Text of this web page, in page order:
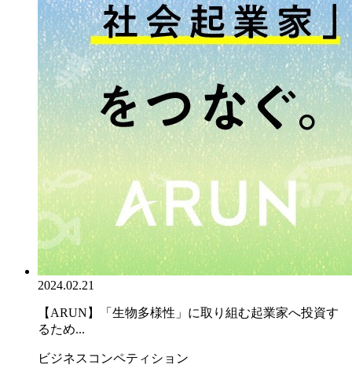
2024.02.21
【ARUN】「生物多様性」に取り組む起業家へ投資す
るため...
ビジネスコンペティション